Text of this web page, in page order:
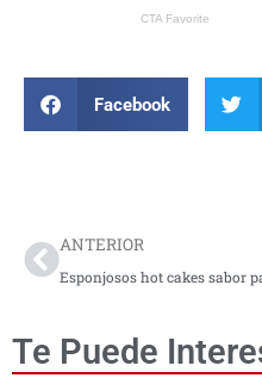
Facebook
ANTERIOR
Esponjosos hot cakes sabor
Te Puede